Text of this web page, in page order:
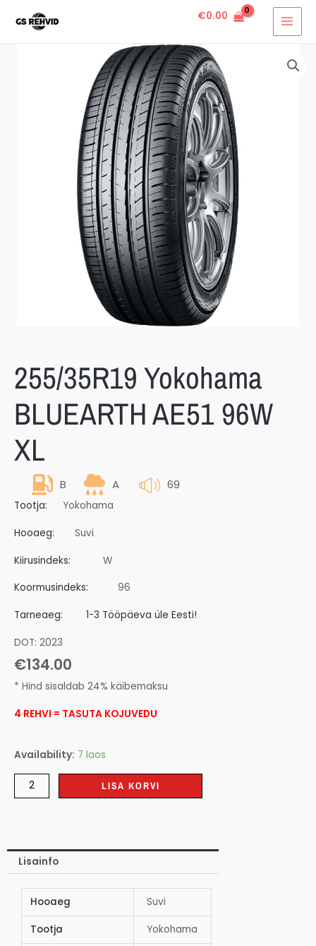
€0.00
255/35R19 Yokohama
BLUEARTH AE51 96W
XL
B A 69
Tootja: Yokohama
Hooaeg: Suvi
Kiirusindeks: W
Koormusindeks: 96
Tarneaeg: 1-3 Tööpäeva üle Eesti!
DOT: 2023
€134.00
* Hind sisaldab 24% käibemaksu
4 REHVI = TASUTA KOJUVEDU
Availability: 7 laos
LISA KORVI
Lisainfo
Hooaeg Suvi
Tootja Yokohama